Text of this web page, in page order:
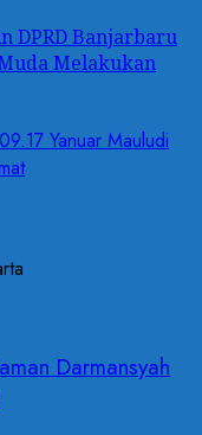
DPRD Banjarbaru
Melakukan
Darmansyah